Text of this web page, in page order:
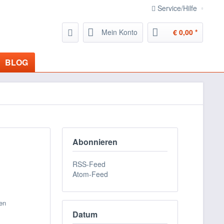
Service/Hilfe
Mein Konto € 0,00 *
BLOG
Abonnieren
RSS-Feed
Atom-Feed
Datum